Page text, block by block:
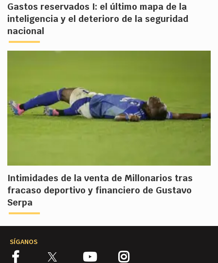
Gastos reservados I: el último mapa de la
inteligencia y el deterioro de la seguridad
nacional
Intimidades de la venta de Millonarios tras
fracaso deportivo y financiero de Gustavo
Serpa
SÍGANOS